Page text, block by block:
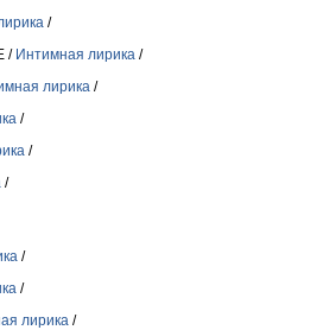
/
/ Интимная лирика /
лирика /
/
/
/
/
/
лирика /